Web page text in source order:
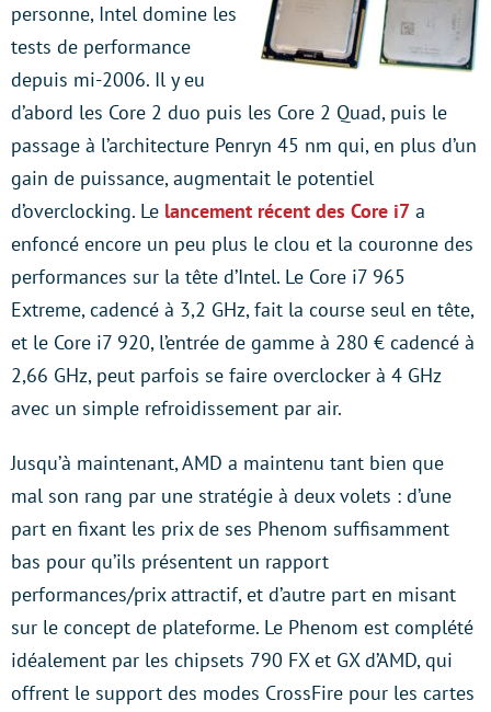
personne, Intel domine les
tests de performance
depuis mi-2006. Il y eu
d’abord les Core 2 duo puis les Core 2 Quad, puis le
passage à l’architecture Penryn 45 nm qui, en plus d’un
gain de puissance, augmentait le potentiel
d’overclocking. Le lancement récent des Core i7 a
enfoncé encore un peu plus le clou et la couronne des
performances sur la tête d’Intel. Le Core i7 965
Extreme, cadencé à 3,2 GHz, fait la course seul en tête,
et le Core i7 920, l’entrée de gamme à 280 € cadencé à
2,66 GHz, peut parfois se faire overclocker à 4 GHz
avec un simple refroidissement par air.
Jusqu’à maintenant, AMD a maintenu tant bien que
mal son rang par une stratégie à deux volets : d’une
part en fixant les prix de ses Phenom suffisamment
bas pour qu’ils présentent un rapport
performances/prix attractif, et d’autre part en misant
sur le concept de plateforme. Le Phenom est complété
idéalement par les chipsets 790 FX et GX d’AMD, qui
offrent le support des modes CrossFire pour les cartes